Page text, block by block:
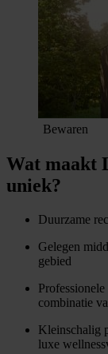
Bewaren
Wat maakt
uniek?
Duurzame
Gelegen
gebied
combinatie
Kleinschalig
luxe